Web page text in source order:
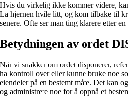
Hvis du virkelig ikke kommer videre,
La hjernen hvile litt, og kom tilbake til
senere. Ofte ser man ting klarere etter en
Betydningen av ordet
Når vi snakker om ordet disponerer,
ha kontroll over eller kunne bruke noe
eiendeler på en bestemt måte. Det kan
og administrere noe for å oppnå et